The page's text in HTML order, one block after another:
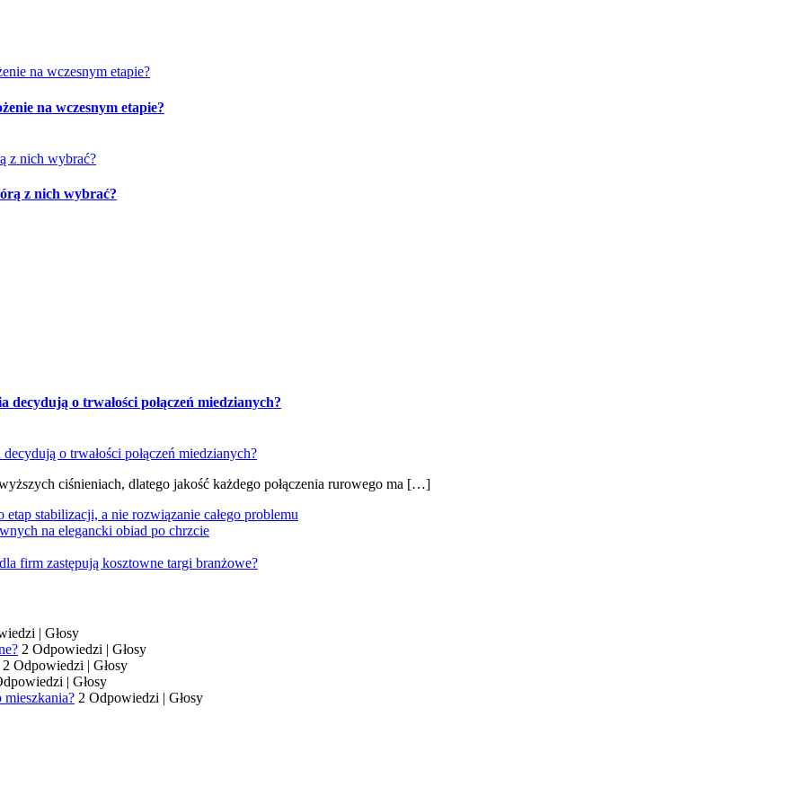
na wczesnym etapie?
z nich wybrać?
decydują o trwałości połączeń miedzianych?
ciśnieniach, dlatego jakość każdego połączenia rurowego ma […]
stabilizacji, a nie rozwiązanie całego problemu
na elegancki obiad po chrzcie
firm zastępują kosztowne targi branżowe?
| Głosy
2 Odpowiedzi | Głosy
2 Odpowiedzi | Głosy
| Głosy
mieszkania? 2 Odpowiedzi | Głosy